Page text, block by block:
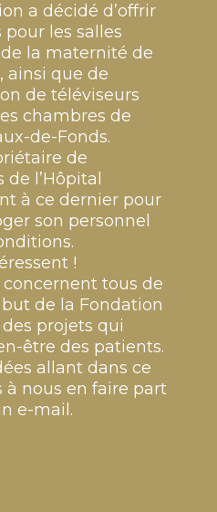
a décidé d’offrir
les salles
la maternité de
ainsi que de
de téléviseurs
chambres de
de-Fonds.
de
l’Hôpital
à ce dernier pour
son personnel
!
tous de
de la Fondation
projets qui
être des patients.
allant dans ce
à nous en faire part
e-mail.